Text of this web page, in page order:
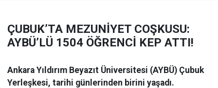
ÇUBUK’TA MEZUNİYET COŞKUSU:
AYBÜ’LÜ 1504 ÖĞRENCİ KEP ATTI!
Ankara Yıldırım Beyazıt Üniversitesi (AYBÜ) Çubuk
Yerleşkesi, tarihi günlerinden birini yaşadı.